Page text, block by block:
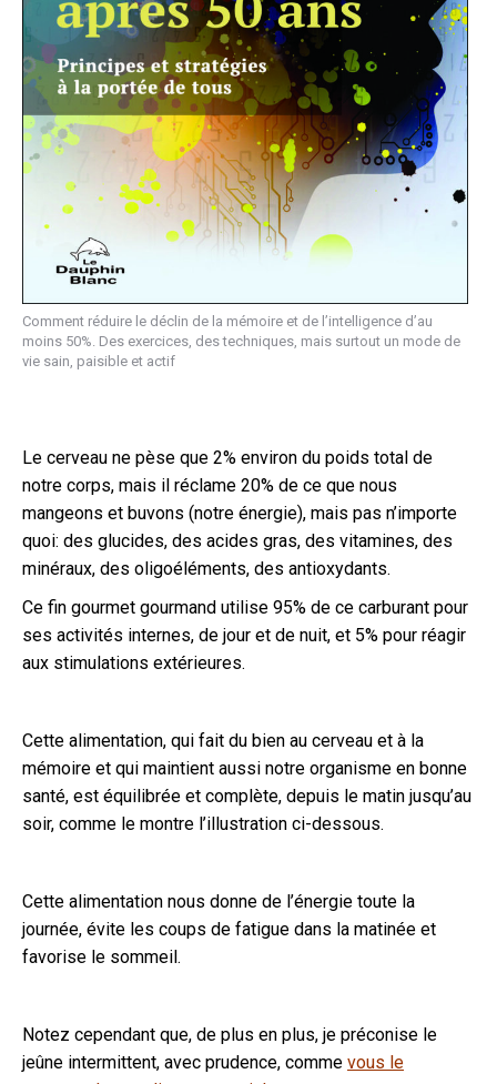
Comment réduire le déclin de la mémoire et de l’intelligence d’au
moins 50%. Des exercices, des techniques, mais surtout un mode de
vie sain, paisible et actif
Le cerveau ne pèse que 2% environ du poids total de
notre corps, mais il réclame 20% de ce que nous
mangeons et buvons (notre énergie), mais pas n’importe
quoi: des glucides, des acides gras, des vitamines, des
minéraux, des oligoéléments, des antioxydants.
Ce fin gourmet gourmand utilise 95% de ce carburant pour
ses activités internes, de jour et de nuit, et 5% pour réagir
aux stimulations extérieures.
Cette alimentation, qui fait du bien au cerveau et à la
mémoire et qui maintient aussi notre organisme en bonne
santé, est équilibrée et complète, depuis le matin jusqu’au
soir, comme le montre l’illustration ci-dessous.
Cette alimentation nous donne de l’énergie toute la
journée, évite les coups de fatigue dans la matinée et
favorise le sommeil.
Notez cependant que, de plus en plus, je préconise le
jeûne intermittent, avec prudence, comme vous le